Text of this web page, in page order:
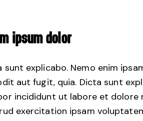
IPSUM DOLOR
sunt explicabo. Nemo enim
aut fugit, quia. Dicta sunt
incididunt ut labore et dolore
exercitation ipsam